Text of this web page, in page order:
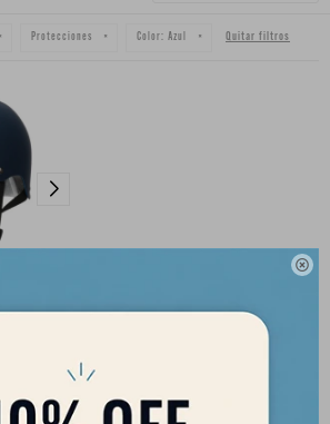

Protecciones Color: Azul Quitar filtros